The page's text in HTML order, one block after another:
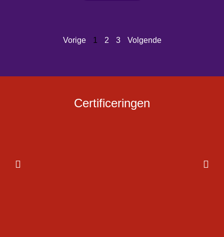
Vorige 1 2 3 Volgende
Certificeringen